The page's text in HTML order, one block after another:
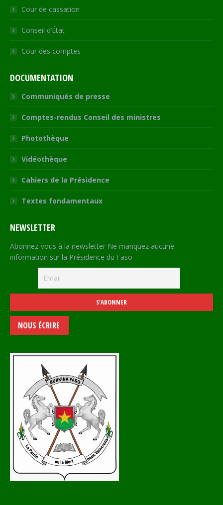
Cour de cassation
Conseil d’État
Cour des comptes
DOCUMENTATION
Communiqués de presse
Comptes-rendus Conseil des ministres
Photothèque
Vidéothèque
Cahiers de la Présidence
Textes fondamentaux
NEWSLETTER
Abonnez-vous à la newsletter Ne manquez aucune
information sur la Présidence du Faso
NOUS ÉCRIRE